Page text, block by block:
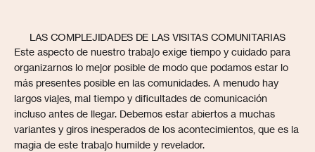
LAS COMPLEJIDADES DE LAS VISITAS COMUNITARIAS
Este aspecto de nuestro trabajo exige tiempo y cuidado para
organizarnos lo mejor posible de modo que podamos estar lo
más presentes posible en las comunidades. A menudo hay
largos viajes, mal tiempo y dificultades de comunicación
incluso antes de llegar. Debemos estar abiertos a muchas
variantes y giros inesperados de los acontecimientos, que es la
magia de este trabajo humilde y revelador.